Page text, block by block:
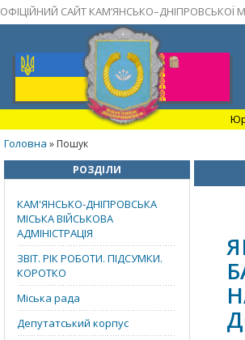
ОФІЦІЙНИЙ САЙТ КАМ’ЯНСЬКО–ДНІПРОВСЬКОЇ
Головна » Пошук
РОЗДІЛИ
КАМ'ЯНСЬКО-ДНІПРОВСЬКА
МІСЬКА ВІЙСЬКОВА
АДМІНІСТРАЦІЯ
ЗВІТ. РІК РОБОТИ. ПІДСУМКИ.
КОРОТКО
Міська рада
Депутатський корпус